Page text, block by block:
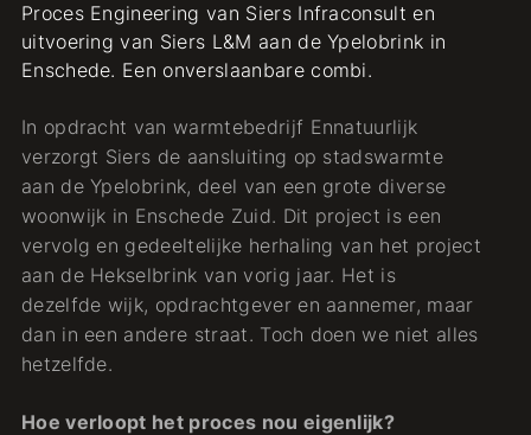
Proces Engineering van Siers Infraconsult en
uitvoering van Siers L&M aan de Ypelobrink in
Enschede. Een onverslaanbare combi.
In opdracht van warmtebedrijf Ennatuurlijk
verzorgt Siers de aansluiting op stadswarmte
aan de Ypelobrink, deel van een grote diverse
woonwijk in Enschede Zuid. Dit project is een
vervolg en gedeeltelijke herhaling van het project
aan de Hekselbrink van vorig jaar. Het is
dezelfde wijk, opdrachtgever en aannemer, maar
dan in een andere straat. Toch doen we niet alles
hetzelfde.
Hoe verloopt het proces nou eigenlijk?